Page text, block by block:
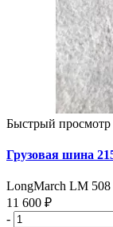
Быстрый просмотр
Грузовая шина
LongMarch LM 508
11 600 ₽
-